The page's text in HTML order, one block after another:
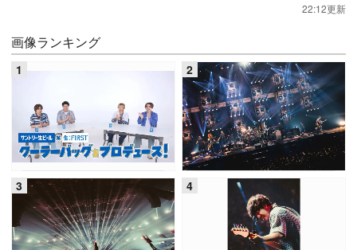
22:12更新
画像ランキング